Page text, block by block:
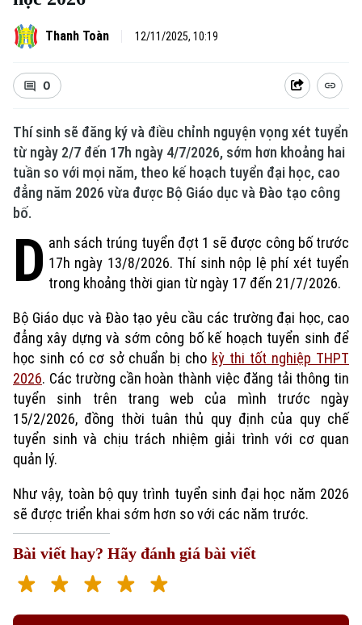
Xu hướng
Thanh Toàn 12/11/2025, 10:19
0
Thí sinh sẽ đăng ký và điều chỉnh nguyện vọng xét tuyển
từ ngày 2/7 đến 17h ngày 4/7/2026, sớm hơn khoảng hai
tuần so với mọi năm, theo kế hoạch tuyển đại học, cao
đẳng năm 2026 vừa được Bộ Giáo dục và Đào tạo công
bố.
D anh sách trúng tuyển đợt 1 sẽ được công bố trước
17h ngày 13/8/2026. Thí sinh nộp lệ phí xét tuyển
trong khoảng thời gian từ ngày 17 đến 21/7/2026.
Bộ Giáo dục và Đào tạo yêu cầu các trường đại học, cao
đẳng xây dựng và sớm công bố kế hoạch tuyển sinh để
học sinh có cơ sở chuẩn bị cho kỳ thi tốt nghiệp THPT
2026. Các trường cần hoàn thành việc đăng tải thông tin
tuyển sinh trên trang web của mình trước ngày
15/2/2026, đồng thời tuân thủ quy định của quy chế
tuyển sinh và chịu trách nhiệm giải trình với cơ quan
quản lý.
Như vậy, toàn bộ quy trình tuyển sinh đại học năm 2026
sẽ được triển khai sớm hơn so với các năm trước.
Bài viết hay? Hãy đánh giá bài viết